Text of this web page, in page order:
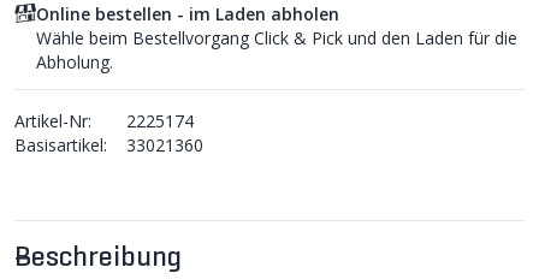
Beschreibung
Online bestellen - im Laden abholen
Wähle beim Bestellvorgang Click & Pick und den Laden für die
Abholung.
Artikel-Nr:
2225174
Basisartikel:
33021360